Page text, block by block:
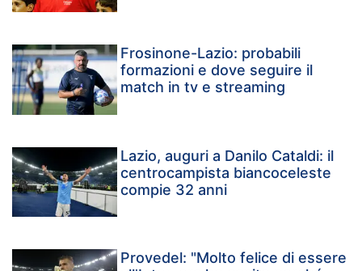
Frosinone-Lazio: probabili
formazioni e dove seguire il
match in tv e streaming
Lazio, auguri a Danilo Cataldi: il
centrocampista biancoceleste
compie 32 anni
Provedel: "Molto felice di essere